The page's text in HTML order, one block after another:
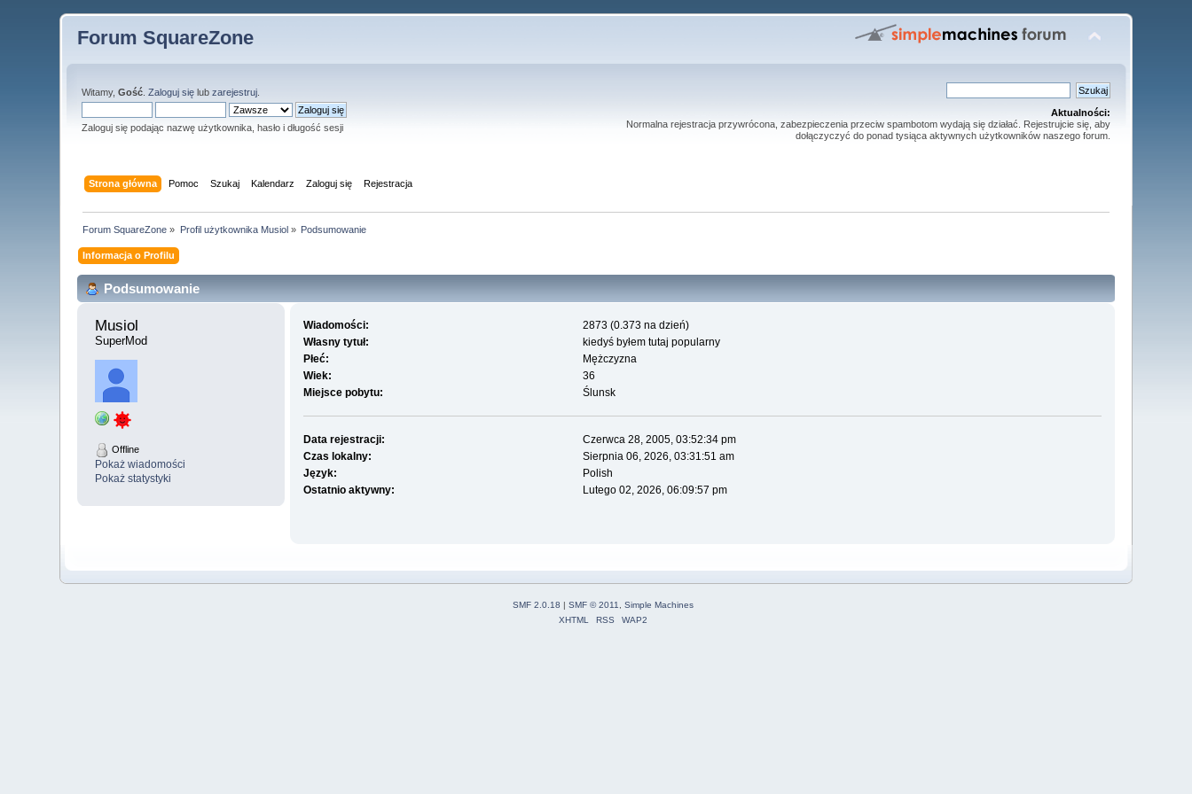
Forum SquareZone
Witamy,Gość .Zaloguj się lubzarejestruj
Zaloguj się podając nazwę użytkownika, hasło i długość sesji
Aktualności:
Normalna rejestracja przywrócona, zabezpieczenia przeciw spambotom wydają się działać. Rejestrujcie się, aby
dołączyczyć do ponad tysiąca aktywnych użytkowników naszego forum.
Strona główna Pomoc Szukaj Kalendarz Zaloguj się Rejestracja
Forum SquareZone » Profil użytkownika Musiol» Podsumowanie
Informacja o Profilu
Podsumowanie
Musiol
SuperMod
Offline
Pokaż wiadomości
Pokaż statystyki
Wiadomości:
2873 (0.373 na dzień)
Własny tytuł:
kiedyś byłem tutaj popularny
Płeć:
Mężczyzna
Wiek:
36
Miejsce pobytu:
Ślunsk
Data rejestracji:
Czerwca 28, 2005, 03:52:34 pm
Czas lokalny:
Sierpnia 06, 2026, 03:31:51 am
Język:
Polish
Ostatnio aktywny:
Lutego 02, 2026, 06:09:57 pm
SMF 2.0.18 | SMF © 2011, Simple Machines
XHTML
RSS WAP2